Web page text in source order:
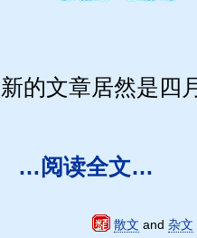
的文章居然是四
…阅读全文…
散文 and 杂文